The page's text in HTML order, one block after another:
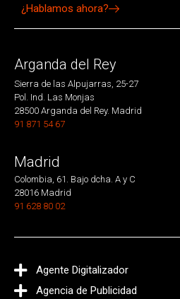
¿Hablamos ahora?
Arganda del Rey
Sierra de las Alpujarras, 25-27
Pol. Ind. Las Monjas
28500 Arganda del Rey. Madrid
91 871 54 67
Madrid
Colombia, 61. Bajo dcha. A y C
28016 Madrid
91 628 80 02
Agente Digitalizador
Agencia de Publicidad